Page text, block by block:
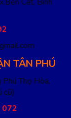
TÂN PHÚ
Thọ Hòa,
cũ)